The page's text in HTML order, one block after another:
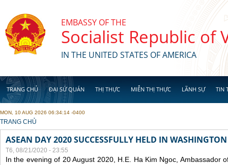
EMBASSY OF THE
Socialist Republic of
IN THE UNITED STATES OF AMERICA
TRANG CHỦ ĐẠI SỨ QUÁN THỊ THỰC MIỄN THỊ THỰC LÃNH SỰ TIN
MON, 10 AUG 2026 06:34:14 -0400
YOU ARE HERE
TRANG CHỦ
ASEAN DAY 2020 SUCCESSFULLY HELD IN
T6, 08/21/2020 - 23:55
In the evening of 20 August 2020, H.E. Ha Kim Ngoc, Ambassador